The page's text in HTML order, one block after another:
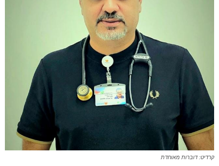
קרדיט: דוברות מאוחדת